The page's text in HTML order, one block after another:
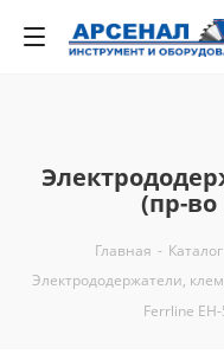
(пр-
Главная - Каталог
Электрододержатели,
Ferrline